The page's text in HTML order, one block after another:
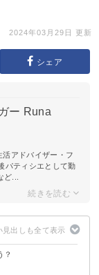
2024年03月29日 更新
シェア
ー Runa
アドバイザー・フ
パティシエとして勤
...
？